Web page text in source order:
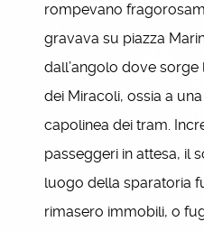
rompevano
gravava su piazza
dall’angolo dove sorge
dei Miracoli, ossia a
capolinea dei tram.
passeggeri in attesa, il
luogo della sparatoria
rimasero immobili, o